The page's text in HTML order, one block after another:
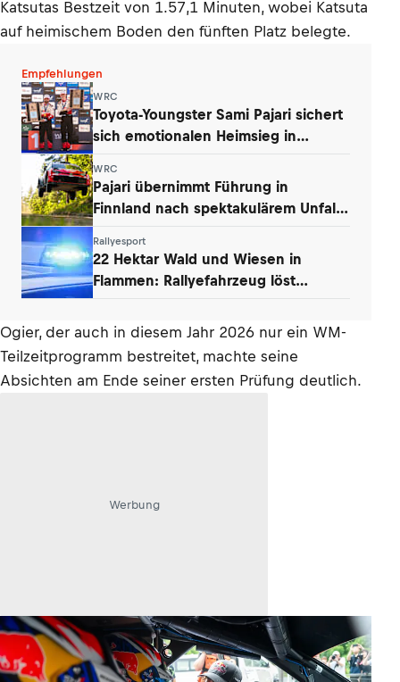
Katsutas Bestzeit von 1.57,1 Minuten, wobei Katsuta
auf heimischem Boden den fünften Platz belegte.
Empfehlungen
WRC
Toyota-Youngster Sami Pajari sichert
sich emotionalen Heimsieg in
WRC
Pajari übernimmt Führung in
Finnland nach spektakulärem Unfall
Rallyesport
22 Hektar Wald und Wiesen in
Flammen: Rallyefahrzeug löst
Ogier, der auch in diesem Jahr 2026 nur ein WM-
Teilzeitprogramm bestreitet, machte seine
Absichten am Ende seiner ersten Prüfung deutlich.
Werbung